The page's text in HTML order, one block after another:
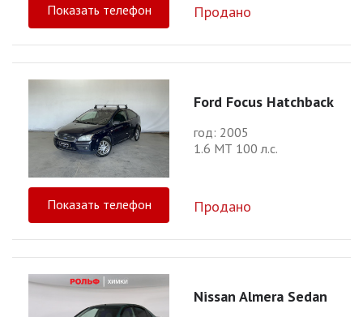
Показать телефон Продано
Ford Focus Hatchback
год: 2005
1.6 МТ 100 л.с.
Показать телефон Продано
Nissan Almera Sedan